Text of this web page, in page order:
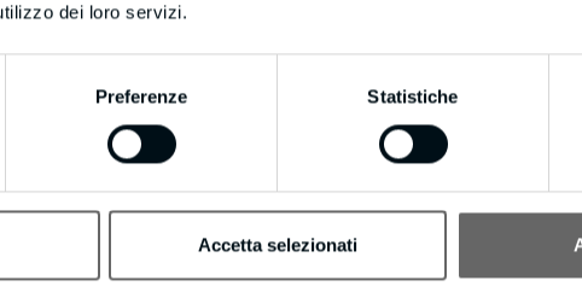
dei loro servizi.
Preferenze Statistiche
Accetta selezionati
AUTHOR